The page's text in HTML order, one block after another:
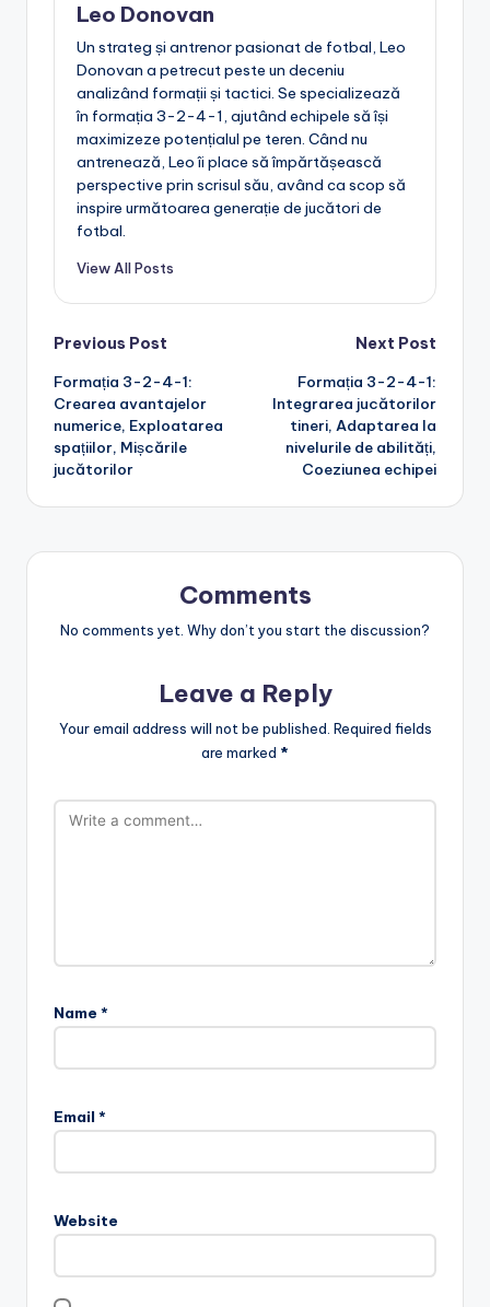
Leo Donovan
Un strateg și antrenor pasionat de fotbal, Leo
Donovan a petrecut peste un deceniu
analizând formații și tactici. Se specializează
în formația 3-2-4-1, ajutând echipele să își
maximizeze potențialul pe teren. Când nu
antrenează, Leo îi place să împărtășească
perspective prin scrisul său, având ca scop să
inspire următoarea generație de jucători de
fotbal.
View All Posts
Post
navigation
Previous Post
Formația 3-2-4-1:
Crearea avantajelor
numerice, Exploatarea
spațiilor, Mișcările
jucătorilor
Next Post
Formația 3-2-4-1:
Integrarea jucătorilor
tineri, Adaptarea la
nivelurile de abilități,
Coeziunea echipei
Comments
No comments yet. Why don’t you start the discussion?
Leave a Reply
Your email address will not be published. Required fields
are marked *
Name *
Email *
Website